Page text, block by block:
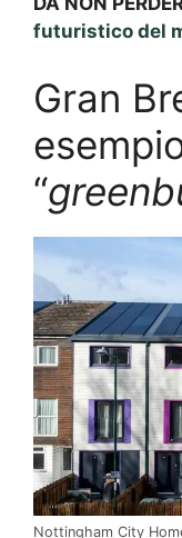
futuristico del
Gran
“
Nottingham City